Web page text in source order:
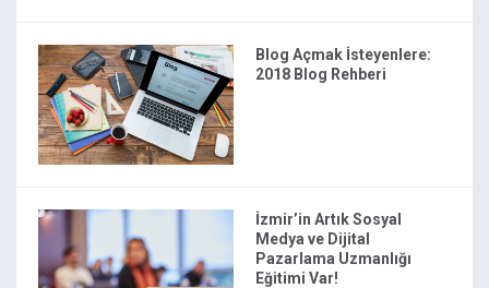
Blog Açmak İsteyenlere:
2018 Blog Rehberi
İzmir’in Artık Sosyal
Medya ve Dijital
Pazarlama Uzmanlığı
Eğitimi Var!